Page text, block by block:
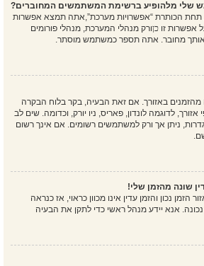
שלי מלהופיע ברשימת המשתמשים המחוברים?
הכותרת “אפשרויות מערכת”,אתה תמצא אפשרות
אפשרות זו כןורק מנהלי המערכת, מנהלי פורומים
אותך מחובר. אתה תספר כמשתמש מוסתר.
מהזמנים באזורך. אם זאת הבעיה, בקר בלוח הבקרה
לדוגמה לונדון, פאריס, ניו יורק, וכדומה. שים לב
ניתן אך ורק למשתמשים רשומים. אם אינך רשום
שונה מהזמן שלי!
נכון והזמן עדין אינו מכוון כראוי, אז כנראה
אנא יידע מנהל ראשי כדי לתקן את הבעיה